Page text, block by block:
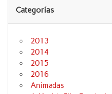
Categorías
2013
2014
2015
2016
Animadas